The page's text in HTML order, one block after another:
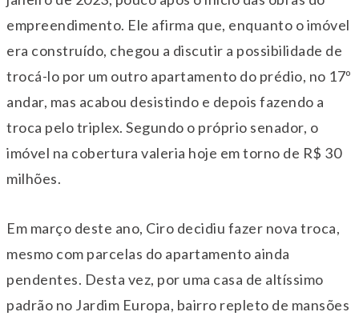
empreendimento. Ele afirma que, enquanto o imóvel
era construído, chegou a discutir a possibilidade de
trocá-lo por um outro apartamento do prédio, no 17º
andar, mas acabou desistindo e depois fazendo a
troca pelo triplex. Segundo o próprio senador, o
imóvel na cobertura valeria hoje em torno de R$ 30
milhões.
Em março deste ano, Ciro decidiu fazer nova troca,
mesmo com parcelas do apartamento ainda
pendentes. Desta vez, por uma casa de altíssimo
padrão no Jardim Europa, bairro repleto de mansões